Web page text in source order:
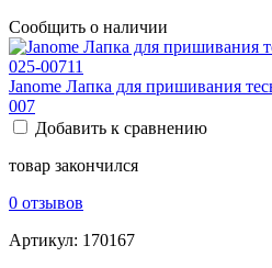
Сообщить о наличии
Janome Лапка для пришивания
007
Добавить к сравнению
товар закончился
0 отзывов
Артикул: 170167